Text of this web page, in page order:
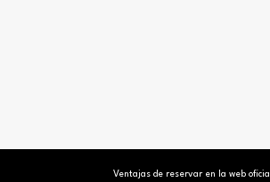
Ventajas de reservar en la web oficial